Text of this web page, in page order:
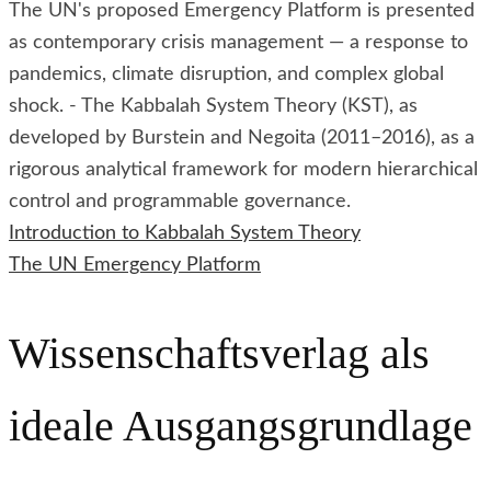
The UN's proposed Emergency Platform is presented
as contemporary crisis management — a response to
pandemics, climate disruption, and complex global
shock. - The Kabbalah System Theory (KST), as
developed by Burstein and Negoita (2011–2016), as a
rigorous analytical framework for modern hierarchical
control and programmable governance.
Introduction to Kabbalah System Theory
The UN Emergency Platform
Wissenschaftsverlag als
ideale Ausgangsgrundlage